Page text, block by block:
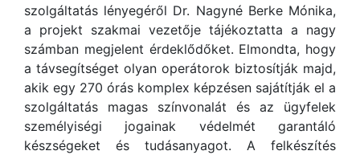
szolgáltatás lényegéről Dr. Nagyné Berke Mónika,
a projekt szakmai vezetője tájékoztatta a nagy
számban megjelent érdeklődőket. Elmondta, hogy
a távsegítséget olyan operátorok biztosítják majd,
akik egy 270 órás komplex képzésen sajátítják el a
szolgáltatás magas színvonalát és az ügyfelek
személyiségi jogainak védelmét garantáló
készségeket és tudásanyagot. A felkészítés